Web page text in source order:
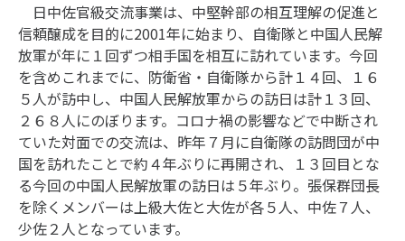
日中佐官級交流事業は、中堅幹部の相互理解の促進と
信頼醸成を目的に2001年に始まり、自衛隊と中国人民解
放軍が年に１回ずつ相手国を相互に訪れています。今回
を含めこれまでに、防衛省・自衛隊から計１４回、１６
５人が訪中し、中国人民解放軍からの訪日は計１３回、
２６８人にのぼります。コロナ禍の影響などで中断され
ていた対面での交流は、昨年７月に自衛隊の訪問団が中
国を訪れたことで約４年ぶりに再開され、１３回目とな
る今回の中国人民解放軍の訪日は５年ぶり。張保群団長
を除くメンバーは上級大佐と大佐が各５人、中佐７人、
少佐２人となっています。